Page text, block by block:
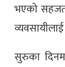
भएको
सुरुका